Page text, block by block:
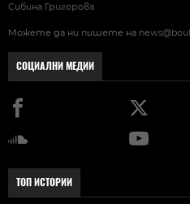
Сибина Григорова
Можете да ни пишете на
СОЦИАЛНИ МЕДИИ
ТОП ИСТОРИИ